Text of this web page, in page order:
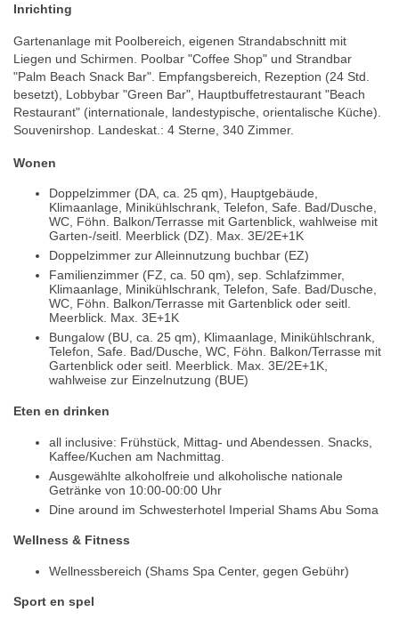
Inrichting
Gartenanlage mit Poolbereich, eigenen Strandabschnitt mit
Liegen und Schirmen. Poolbar "Coffee Shop" und Strandbar
"Palm Beach Snack Bar". Empfangsbereich, Rezeption (24 Std.
besetzt), Lobbybar "Green Bar", Hauptbuffetrestaurant "Beach
Restaurant" (internationale, landestypische, orientalische Küche).
Souvenirshop. Landeskat.: 4 Sterne, 340 Zimmer.
Wonen
Doppelzimmer (DA, ca. 25 qm), Hauptgebäude,
Klimaanlage, Minikühlschrank, Telefon, Safe. Bad/Dusche,
WC, Föhn. Balkon/Terrasse mit Gartenblick, wahlweise mit
Garten-/seitl. Meerblick (DZ). Max. 3E/2E+1K
Doppelzimmer zur Alleinnutzung buchbar (EZ)
Familienzimmer (FZ, ca. 50 qm), sep. Schlafzimmer,
Klimaanlage, Minikühlschrank, Telefon, Safe. Bad/Dusche,
WC, Föhn. Balkon/Terrasse mit Gartenblick oder seitl.
Meerblick. Max. 3E+1K
Bungalow (BU, ca. 25 qm), Klimaanlage, Minikühlschrank,
Telefon, Safe. Bad/Dusche, WC, Föhn. Balkon/Terrasse mit
Gartenblick oder seitl. Meerblick. Max. 3E/2E+1K,
wahlweise zur Einzelnutzung (BUE)
Eten en drinken
all inclusive: Frühstück, Mittag- und Abendessen. Snacks,
Kaffee/Kuchen am Nachmittag.
Ausgewählte alkoholfreie und alkoholische nationale
Getränke von 10:00-00:00 Uhr
Dine around im Schwesterhotel Imperial Shams Abu Soma
Wellness & Fitness
Wellnessbereich (Shams Spa Center, gegen Gebühr)
Sport en spel